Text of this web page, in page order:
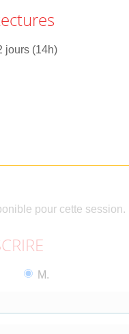
jours (14h)
pour cette session.
M.